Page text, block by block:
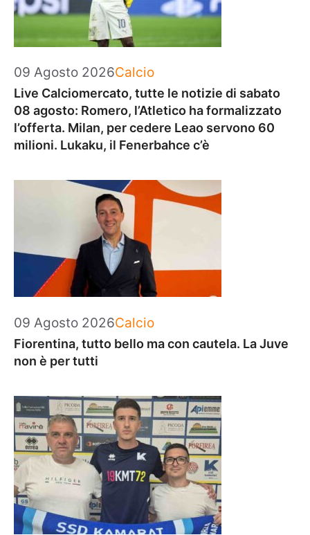
09 Agosto 2026Categorie
Calcio
Live Calciomercato, tutte le notizie di sabato
08 agosto: Romero, l’Atletico ha formalizzato
l’offerta. Milan, per cedere Leao servono 60
milioni. Lukaku, il Fenerbahce c’è
09 Agosto 2026Categorie
Calcio
Fiorentina, tutto bello ma con cautela. La Juve
non è per tutti